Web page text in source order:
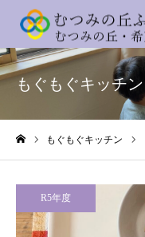
もぐもぐキッチン
もぐもぐキッチン
R5年度